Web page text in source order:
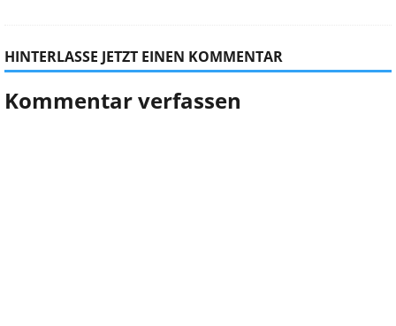
HINTERLASSE JETZT EINEN KOMMENTAR
Kommentar verfassen